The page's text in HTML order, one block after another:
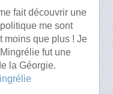
fait découvrir une
me sont
moins que plus ! Je
fut une
la Géorgie.